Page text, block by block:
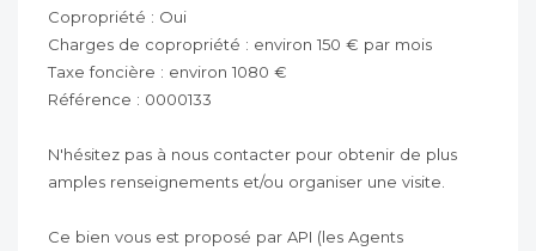
Copropriété : Oui
Charges de copropriété : environ 150 € par mois
Taxe foncière : environ 1080 €
Référence : 0000133
N'hésitez pas à nous contacter pour obtenir de plus
amples renseignements et/ou organiser une visite.
Ce bien vous est proposé par API (les Agents